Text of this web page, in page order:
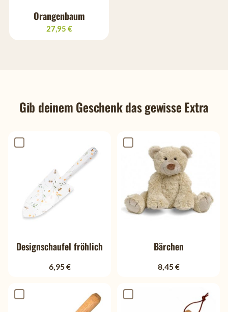
Orangenbaum
27,95 €
Gib deinem Geschenk das gewisse Extra
Designschaufel fröhlich
6,95 €
Bärchen
8,45 €